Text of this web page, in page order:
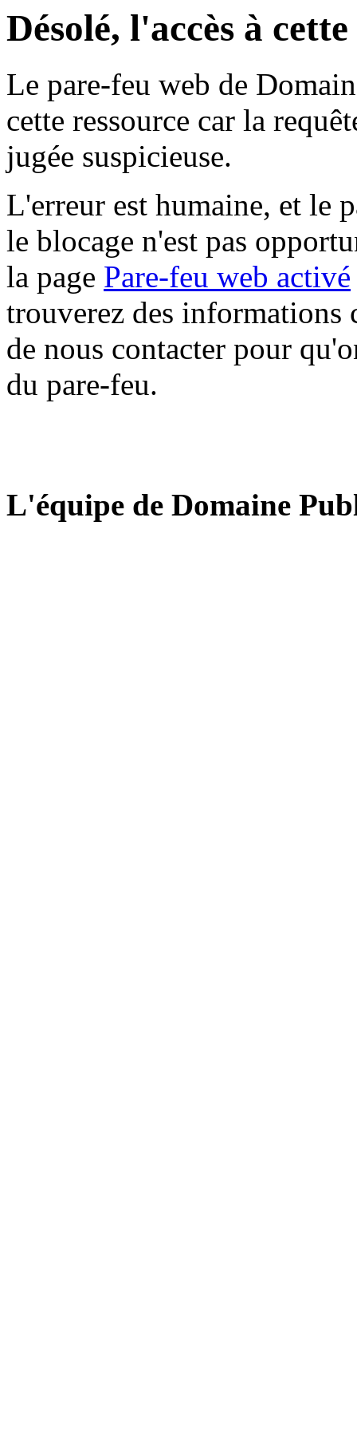
Désolé, l'accès à
Le pare-feu web de
cette ressource car la
jugée suspicieuse.
L'erreur est humaine, et le
le blocage n'est pas
la page Pare-feu web activé
trouverez des informations
de nous contacter pour
du pare-feu.
L'équipe de Domaine